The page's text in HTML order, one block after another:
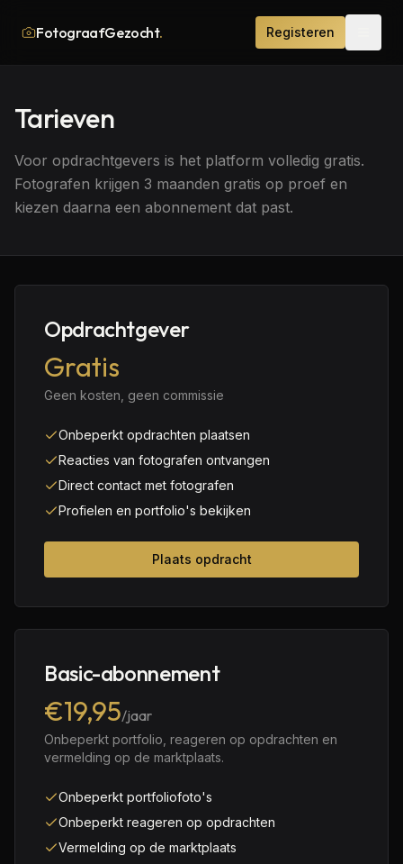
FotograafGezocht. Registeren
Tarieven
Voor opdrachtgevers is het platform volledig gratis.
Fotografen krijgen 3 maanden gratis op proef en
kiezen daarna een abonnement dat past.
Opdrachtgever
Gratis
Geen kosten, geen commissie
Onbeperkt opdrachten plaatsen
Reacties van fotografen ontvangen
Direct contact met fotografen
Profielen en portfolio's bekijken
Plaats opdracht
Basic-abonnement
€19,95/jaar
Onbeperkt portfolio, reageren op opdrachten en
vermelding op de marktplaats.
Onbeperkt portfoliofoto's
Onbeperkt reageren op opdrachten
Vermelding op de marktplaats